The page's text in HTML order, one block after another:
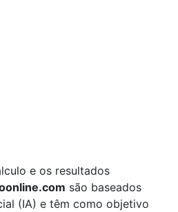
e os resultados
são baseados
(IA) e têm como objetivo